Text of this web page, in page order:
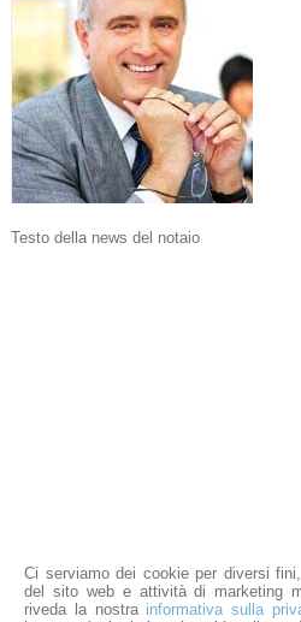
Ci serviamo dei cookie per diversi
del sito web e attività di marketing
riveda la nostra informativa sulla
Testo della news del notaio
Studio Notarile Chiantera
Sede: Via Toledo, 306 - Napoli -